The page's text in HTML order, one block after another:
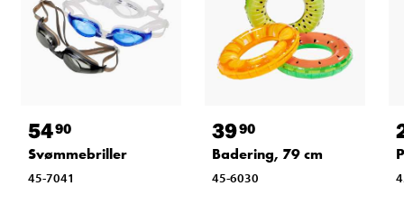
5490
Svømmebriller
45-7041
3990
Badering, 79 cm
45-6030